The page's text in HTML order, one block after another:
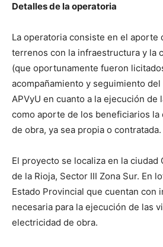
Detalles de la operatoria
La operatoria consiste en el aporte
terrenos con la infraestructura y la
(que oportunamente fueron
acompañamiento y seguimiento
APVyU en cuanto a la ejecución de
como aporte de los beneficiarios la
de obra, ya sea propia o contratada.
El proyecto se localiza en la ciudad
de la Rioja, Sector III Zona Sur. En
Estado Provincial que cuentan con
necesaria para la ejecución de las
electricidad de obra.